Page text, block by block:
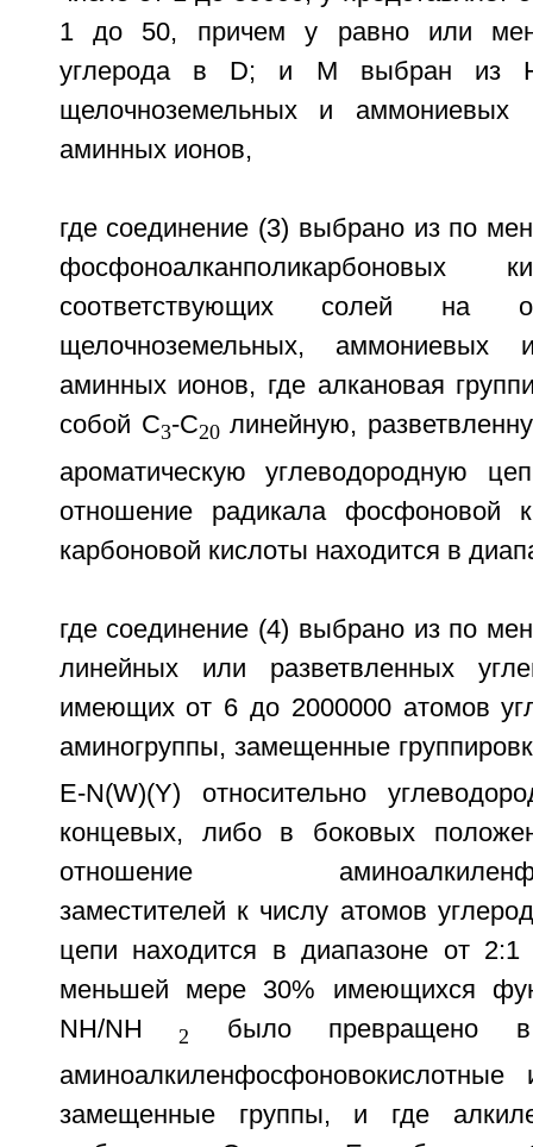
1 до 50, причем у равно или
углерода в D; и М выбран из
щелочноземельных и аммониевых
аминных ионов,
где соединение (3) выбрано из по
соответствующих солей на
щелочноземельных, аммониевых
аминных ионов, где алкановая
собой C3-C20линейную,
ароматическую углеводородную
отношение радикала фосфоновой
карбоновой кислоты находится в
где соединение (4) выбрано из по
линейных или разветвленных
имеющих от 6 до 2000000 атомов
аминогруппы, замещенные
E-N(W)(Y) относительно
концевых, либо в боковых
отношение
заместителей к числу атомов
цепи находится в диапазоне от
меньшей мере 30% имеющихся
NH/NH 2
было превращено в
замещенные группы, и где